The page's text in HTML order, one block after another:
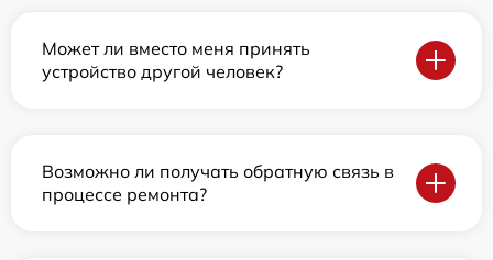
Может ли вместо меня принять
устройство другой человек?
Возможно ли получать обратную связь в
процессе ремонта?